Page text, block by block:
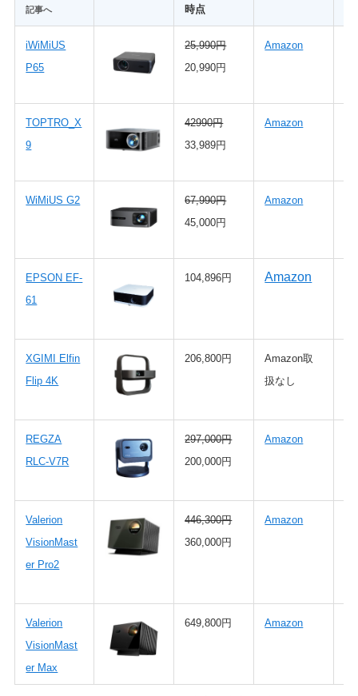
記事へ 時点
iWiMiUS
P65
25,990円
20,990円
Amazon
TOPTRO_X
9
42990円
33,989円
Amazon
WiMiUS G2
67,990円
45,000円
Amazon
EPSON EF-
61
104,896円 Amazon
XGIMI Elfin
Flip 4K
206,800円
Amazon取
扱なし
REGZA
RLC-V7R
297,000円
200,000円
Amazon
Valerion
VisionMast
er Pro2
446,300円
360,000円
Amazon
Valerion
VisionMast
er Max
649,800円 Amazon